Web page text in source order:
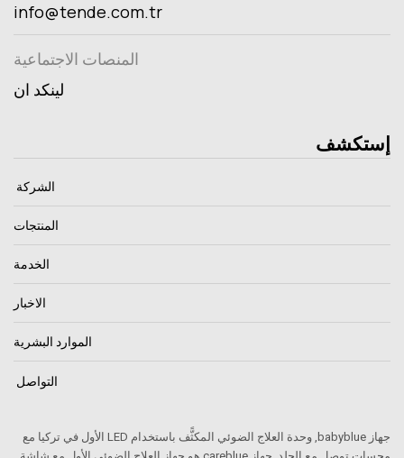
info@tende.com.tr
المنصات الاجتماعية
لينكد ان
إستكشف
الشركة
المنتجات
الخدمة
الاخبار
الموارد البشرية
التواصل
جهاز babyblue, وحدة العلاج الضوئي المكثًّف باستخدام LED الأول في تركيا مع